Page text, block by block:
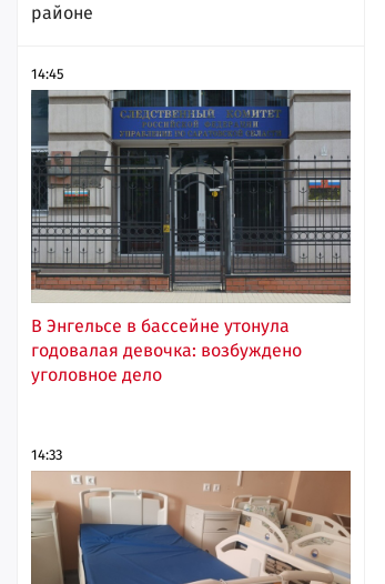
районе
14:45
В Энгельсе в бассейне утонула
годовалая девочка: возбуждено
уголовное дело
14:33